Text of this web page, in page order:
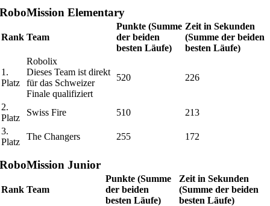
RoboMission Elementary
Rank Team
Punkte (Summe
der beiden
besten Läufe)
Zeit in Sekunden
(Summe der beiden
besten Läufe)
1.
Platz
Robolix
Dieses Team ist direkt
für das Schweizer
Finale qualifiziert
520 226
2.
Platz
Swiss Fire 510
213
3.
Platz
The Changers 255 172
RoboMission Junior
Rank Team
Punkte (Summe
der beiden
besten Läufe)
Zeit in Sekunden
(Summe der beiden
besten Läufe)